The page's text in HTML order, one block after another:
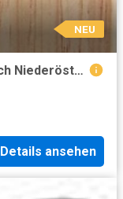
NEU
Zu Verkaufen Haus Niederösterreich Niederösterreich DS104867262
Details ansehen